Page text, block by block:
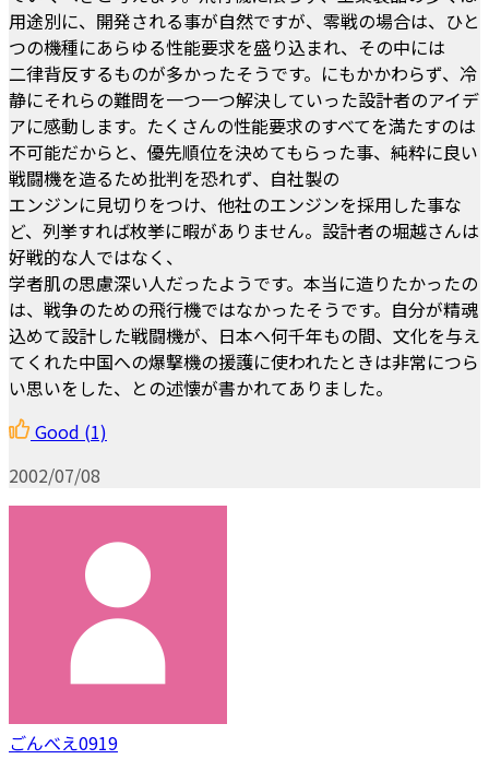
用途別に、開発される事が自然ですが、零戦の場合は、ひと
つの機種にあらゆる性能要求を盛り込まれ、その中には
二律背反するものが多かったそうです。にもかかわらず、冷
静にそれらの難問を一つ一つ解決していった設計者のアイデ
アに感動します。たくさんの性能要求のすべてを満たすのは
不可能だからと、優先順位を決めてもらった事、純粋に良い
戦闘機を造るため批判を恐れず、自社製の
エンジンに見切りをつけ、他社のエンジンを採用した事な
ど、列挙すれば枚挙に暇がありません。設計者の堀越さんは
好戦的な人ではなく、
学者肌の思慮深い人だったようです。本当に造りたかったの
は、戦争のための飛行機ではなかったそうです。自分が精魂
込めて設計した戦闘機が、日本へ何千年もの間、文化を与え
てくれた中国への爆撃機の援護に使われたときは非常につら
い思いをした、との述懐が書かれてありました。
Good (1)
2002/07/08
ごんべえ0919